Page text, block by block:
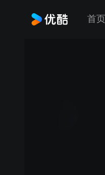
首页